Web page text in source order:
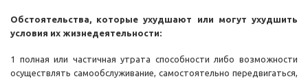
Обстоятельства, которые ухудшают или могут ухудшить
условия их жизнедеятельности:
1 полная или частичная утрата способности либо возможности
осуществлять самообслуживание, самостоятельно передвигаться,